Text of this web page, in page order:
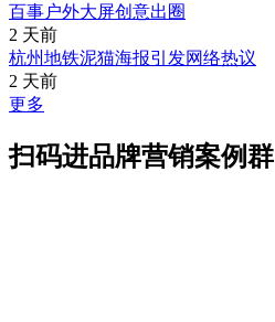
百事户外大屏创意出圈
2 天前
杭州地铁泥猫海报引发网络热议
2 天前
更多
扫码进品牌营销案例群